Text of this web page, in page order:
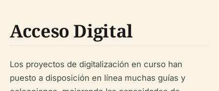
Acceso Digital
Los proyectos de digitalización en curso han
puesto a disposición en línea muchas guías y